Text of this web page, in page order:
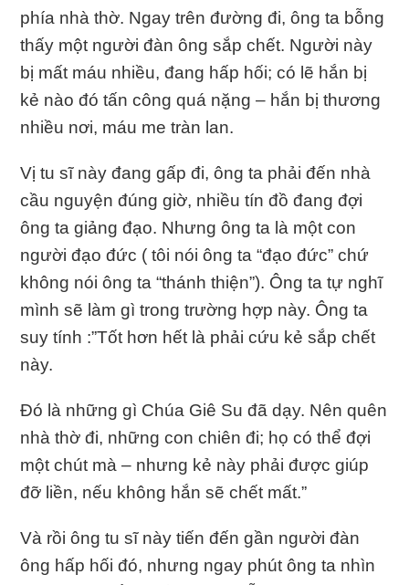
phía nhà thờ. Ngay trên đường đi, ông ta bỗng
thấy một người đàn ông sắp chết. Người này
bị mất máu nhiều, đang hấp hối; có lẽ hắn bị
kẻ nào đó tấn công quá nặng – hắn bị thương
nhiều nơi, máu me tràn lan.
Vị tu sĩ này đang gấp đi, ông ta phải đến nhà
cầu nguyện đúng giờ, nhiều tín đồ đang đợi
ông ta giảng đạo. Nhưng ông ta là một con
người đạo đức ( tôi nói ông ta “đạo đức” chứ
không nói ông ta “thánh thiện”). Ông ta tự nghĩ
mình sẽ làm gì trong trường hợp này. Ông ta
suy tính :”Tốt hơn hết là phải cứu kẻ sắp chết
này.
Đó là những gì Chúa Giê Su đã dạy. Nên quên
nhà thờ đi, những con chiên đi; họ có thể đợi
một chút mà – nhưng kẻ này phải được giúp
đỡ liền, nếu không hắn sẽ chết mất.”
Và rồi ông tu sĩ này tiến đến gần người đàn
ông hấp hối đó, nhưng ngay phút ông ta nhìn